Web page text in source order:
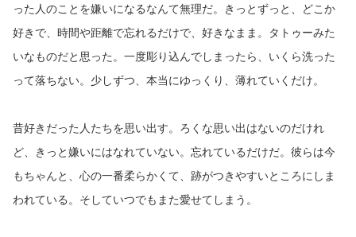
った人のことを嫌いになるなんて無理だ。きっとずっと、どこか
好きで、時間や距離で忘れるだけで、好きなまま。タトゥーみた
いなものだと思った。一度彫り込んでしまったら、いくら洗った
って落ちない。少しずつ、本当にゆっくり、薄れていくだけ。
昔好きだった人たちを思い出す。ろくな思い出はないのだけれ
ど、きっと嫌いにはなれていない。忘れているだけだ。彼らは今
もちゃんと、心の一番柔らかくて、跡がつきやすいところにしま
われている。そしていつでもまた愛せてしまう。